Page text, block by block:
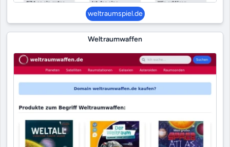
weltraumspiel.de
Weltraumwaffen